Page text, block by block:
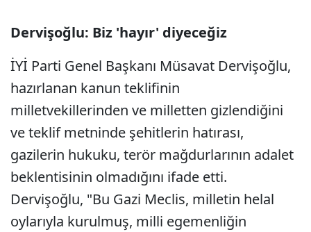
Dervişoğlu: Biz 'hayır' diyeceğiz
İYİ Parti Genel Başkanı Müsavat Dervişoğlu,
hazırlanan kanun teklifinin
milletvekillerinden ve milletten gizlendiğini
ve teklif metninde şehitlerin hatırası,
gazilerin hukuku, terör mağdurlarının adalet
beklentisinin olmadığını ifade etti.
Dervişoğlu, "Bu Gazi Meclis, milletin helal
oylarıyla kurulmuş, milli egemenliğin